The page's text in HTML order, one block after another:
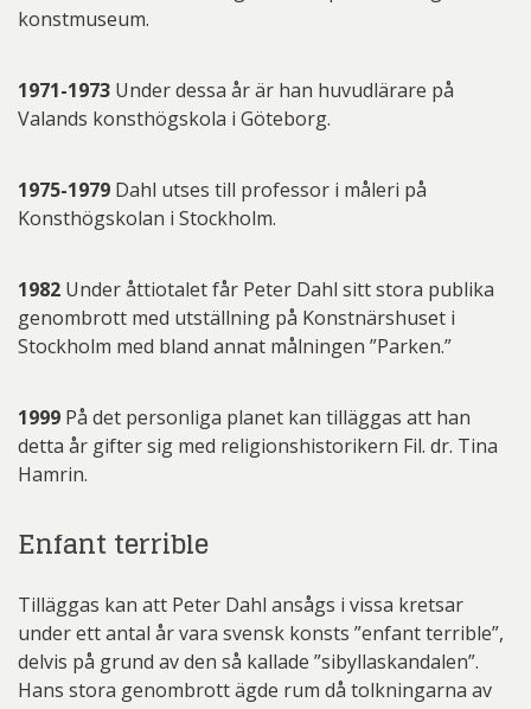
konstmuseum.
1971-1973 Under dessa år är han huvudlärare på
Valands konsthögskola i Göteborg.
1975-1979 Dahl utses till professor i måleri på
Konsthögskolan i Stockholm.
1982 Under åttiotalet får Peter Dahl sitt stora publika
genombrott med utställning på Konstnärshuset i
Stockholm med bland annat målningen ”Parken.”
1999 På det personliga planet kan tilläggas att han
detta år gifter sig med religionshistorikern Fil. dr. Tina
Hamrin.
Enfant terrible
Tilläggas kan att Peter Dahl ansågs i vissa kretsar
under ett antal år vara svensk konsts ”enfant terrible”,
delvis på grund av den så kallade ”sibyllaskandalen”.
Hans stora genombrott ägde rum då tolkningarna av